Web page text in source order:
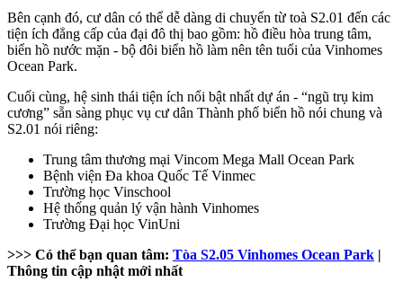
Bên cạnh đó, cư dân có thể dễ dàng di chuyển từ toà S2.01 đến các
tiện ích đẳng cấp của đại đô thị bao gồm: hồ điều hòa trung tâm,
biển hồ nước mặn - bộ đôi biển hồ làm nên tên tuổi của Vinhomes
Ocean Park.
Cuối cùng, hệ sinh thái tiện ích nổi bật nhất dự án - “ngũ trụ kim
cương” sẵn sàng phục vụ cư dân Thành phố biển hồ nói chung và
S2.01 nói riêng:
Trung tâm thương mại Vincom Mega Mall Ocean Park
Bệnh viện Đa khoa Quốc Tế Vinmec
Trường học Vinschool
Hệ thống quản lý vận hành Vinhomes
Trường Đại học VinUni
>>> Có thể bạn quan tâm: Tòa S2.05 Vinhomes Ocean Park |
Thông tin cập nhật mới nhất